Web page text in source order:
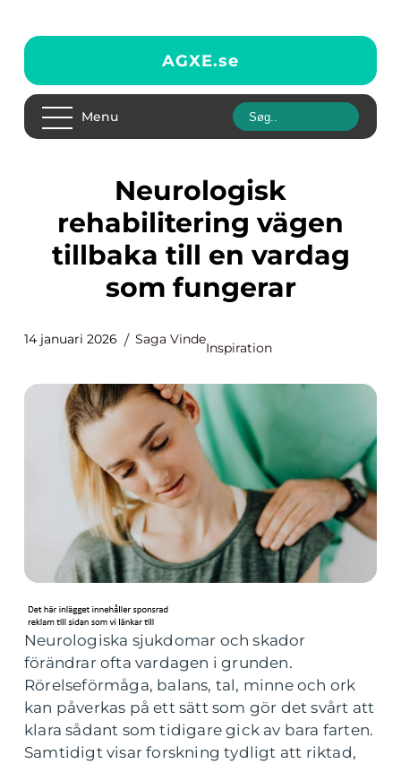
AGXE.se
Menu
Neurologisk
rehabilitering vägen
tillbaka till en vardag
som fungerar
14 januari 2026 Saga Vinde
Inspiration
Neurologiska sjukdomar och skador
förändrar ofta vardagen i grunden.
Rörelseförmåga, balans, tal, minne och ork
kan påverkas på ett sätt som gör det svårt att
klara sådant som tidigare gick av bara farten.
Samtidigt visar forskning tydligt att riktad,